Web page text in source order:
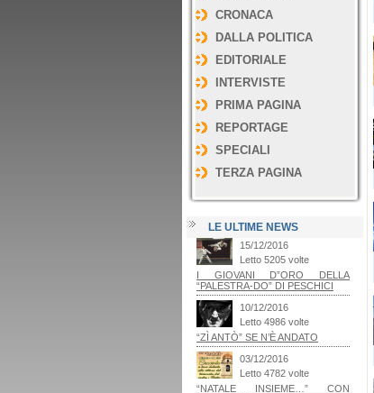
CRONACA
DALLA POLITICA
EDITORIALE
INTERVISTE
PRIMA PAGINA
REPORTAGE
SPECIALI
TERZA PAGINA
LE ULTIME NEWS